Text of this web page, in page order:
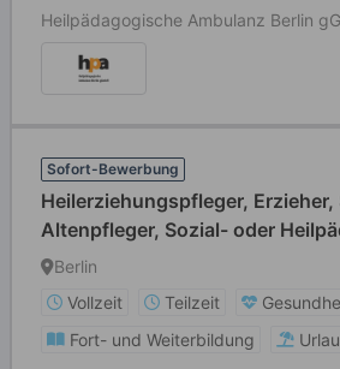
Heilpädagogische Ambulanz Berlin
Sofort-Bewerbung
Heilerziehungspfleger, Erzieher,
Altenpfleger, Sozial- oder
für betreute
Berlin
Vollzeit
Teilzeit
Fort- und Weiterbildung